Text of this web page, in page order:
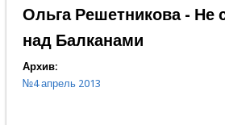
Ольга Решетникова - Не
над Балканами
Архив:
№4 апрель 2013